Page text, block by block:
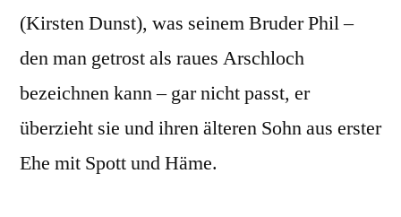
(Kirsten Dunst), was seinem Bruder Phil –
den man getrost als raues Arschloch
bezeichnen kann – gar nicht passt, er
überzieht sie und ihren älteren Sohn aus erster
Ehe mit Spott und Häme.